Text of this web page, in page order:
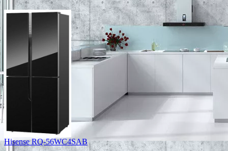
Hisense RQ-56WC4SAB